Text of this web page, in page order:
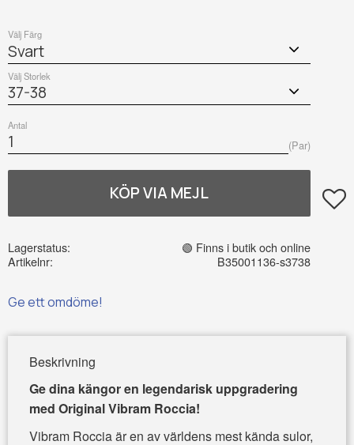
Välj Färg
Välj Storlek
Antal
Par
Lägg
Lagerstatus
🟢 Finns i butik och online
Artikelnr
B35001136-s3738
Ge ett omdöme!
Beskrivning
Ge dina kängor en legendarisk uppgradering
med Original Vibram Roccia!
Vibram Roccia är en av världens mest kända sulor,